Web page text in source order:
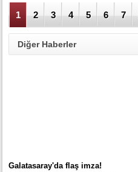
1 2 3 4 5 6 7
Diğer Haberler
Galatasaray'da flaş imza!